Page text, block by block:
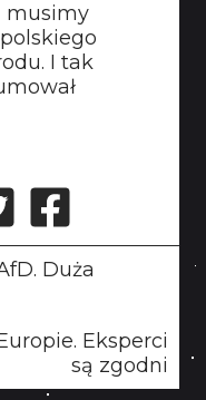
musimy
I tak
Duża
Eksperci
są zgodni